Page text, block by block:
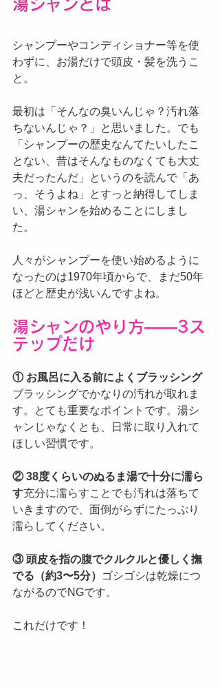
湯シャンとは
シャンプーやコンディショナー等を使
わずに、お湯だけで頭皮・髪を洗うこ
と。
最初は「そんなの臭いんじゃ？汚れ落
ちないんじゃ？」と思いました。でも
「シャンプーの歴史なんてたいしたこ
とない、昔はそんなものなくても大丈
夫だったんだ」というのを読んで「あ
っ、そうよね」とすっと納得してしま
い、湯シャンを始めることにしまし
た。
人々がシャンプーを使い始めるように
なったのは1970年頃からで、まだ50年
ほどと歴史が浅いんですよね。
湯シャンのやり方——3ス
テップだけ
① お風呂に入る前によくブラッシング
ブラッシングでかなりの汚れが取れま
す。とても重要なポイントです。湯シ
ャンじゃなくとも、日常に取り入れて
ほしい習慣です。
② 38度くらいのぬるま湯で十分に濡ら
す充分に濡らすことでも汚れは落ちて
いきますので、面倒がらずにたっぷり
濡らしてください。
③ 頭皮を指の腹でクルクルと優しく撫
でる（約3〜5分）
ゴシゴシは乾燥につ
ながるのでNGです。
これだけです！